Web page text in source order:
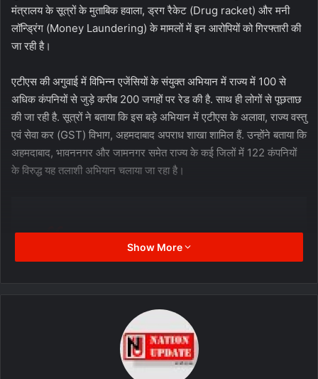
मंत्रालय के सूत्रों के मुताबिक हवाला, ड्रग रैकेट (Drug racket) और मनी
लॉन्ड्रिंग (Money Laundering) के मामलों में इन आरोपियों को गिरफ्तारी की
जा रही है।
एटीएस की अगुवाई में विभिन्न एजेंसियों के संयुक्त अभियान में राज्य में 100 से
अधिक कंपनियों से जुड़े करीब 200 जगहों पर रेड की है. साथ ही लोगों से पूछताछ
की जा रही है. सूत्रों ने बताया कि इस बड़े अभियान में एटीएस के अलावा, राज्य वस्तु
एवं सेवा कर (GST) विभाग, अहमदाबाद अपराध शाखा शामिल हैं. उन्होंने बताया कि
अहमदाबाद, भावननगर और जामनगर समेत राज्य के कई जिलों में 122 कंपनियों
के विरुद्ध यह तलाशी अभियान चलाया जा रहा है।
locations in districts like Surat,
Ahmedabad, Jamnagar, Bharuch,
and Bhavnagar. Investigations
Show More